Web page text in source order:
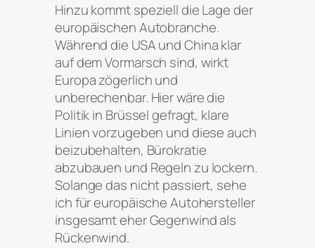
Hinzu kommt speziell die Lage der
europäischen Autobranche.
Während die USA und China klar
auf dem Vormarsch sind, wirkt
Europa zögerlich und
unberechenbar. Hier wäre die
Politik in Brüssel gefragt, klare
Linien vorzugeben und diese auch
beizubehalten, Bürokratie
abzubauen und Regeln zu lockern.
Solange das nicht passiert, sehe
ich für europäische Autohersteller
insgesamt eher Gegenwind als
Rückenwind.